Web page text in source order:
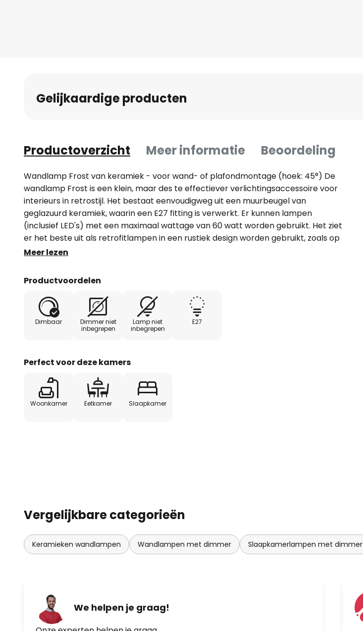
Gelijkaardige producten
Productoverzicht Meer informatie Beoordeling
Wandlamp Frost van keramiek - voor wand- of plafondmontage (hoek: 45°) De
wandlamp Frost is een klein, maar des te effectiever verlichtingsaccessoire voor
interieurs in retrostijl. Het bestaat eenvoudigweg uit een muurbeugel van
geglazuurd keramiek, waarin een E27 fitting is verwerkt. Er kunnen lampen
(inclusief LED's) met een maximaal wattage van 60 watt worden gebruikt. Het ziet
er het beste uit als retrofitlampen in een rustiek design worden gebruikt, zoals op
de foto. De lamp wordt niet meegeleverd. Passende lampen zijn verkrijgbaar als
Meer lezen
Productvoordelen
Dimbaar
Dimmer niet
inbegrepen
Lamp niet
inbegrepen
E27
Perfect voor deze kamers
Woonkamer Eetkamer Slaapkamer
Vergelijkbare categorieën
Keramieken wandlampen Wandlampen met dimmer Slaapkamerlampen met dimmer
We helpen je graag!